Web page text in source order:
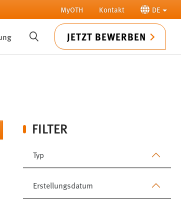
MyOTH Kontakt DE
SUCHE JETZT BEWERBEN
FILTER
Typ
Erstellungsdatum